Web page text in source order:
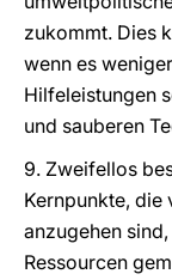
zukommt. Dies
wenn es
Hilfeleistungen
und sauberen
9. Zweifellos
Kernpunkte, die
anzugehen
Ressourcen